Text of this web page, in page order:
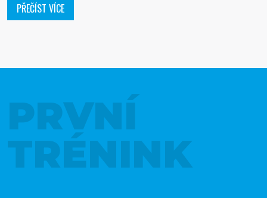
PŘEČÍST VÍCE
PRVNÍ
TRÉNINK